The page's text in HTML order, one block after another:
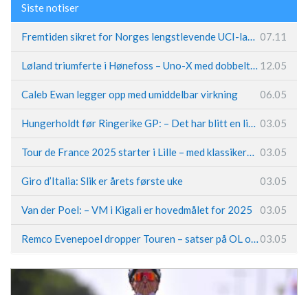
Siste notiser
Fremtiden sikret for Norges lengstlevende UCI-lag – Kristoff trer inn i sentral rolle 07.11
Løland triumferte i Hønefoss – Uno-X med dobbeltslag på hjemmebane 12.05
Caleb Ewan legger opp med umiddelbar virkning 06.05
Hungerholdt før Ringerike GP: – Det har blitt en livsstil 03.05
Tour de France 2025 starter i Lille – med klassikerpreg 03.05
Giro d’Italia: Slik er årets første uke 03.05
Van der Poel: – VM i Kigali er hovedmålet for 2025 03.05
Remco Evenepoel dropper Touren – satser på OL og Vueltaen03.05